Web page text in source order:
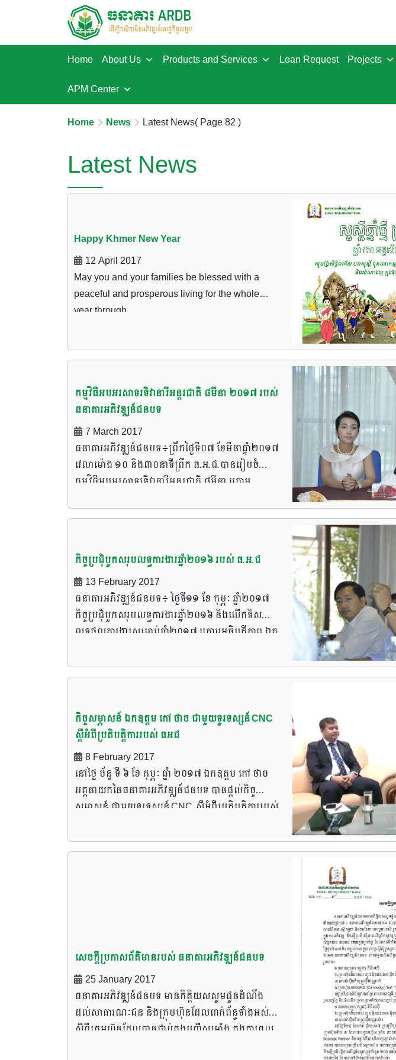
Home About Us Products and Services Loan Request Projects
APM Center
Home News Latest News( Page 82 )
Latest News
Happy Khmer New Year
12 April 2017
May you and your families be blessed with a
peaceful and prosperous living for the whole
year through
កម្មវិធីអបអរសាទរទិវានារីអន្តរជាតិ ៨មីនា ២០១៧ របស់
ធនាគារអភិវឌ្ឍន៍ជនបទ
7 March 2017
ធនាគារអភិវឌ្ឍន៍ជនបទ៖ព្រឹកថ្ងៃទី០៧ ខែមីនាឆ្នាំ២០១៧
វេលាម៉ោង ១០ និង៣០នាទីព្រឹក ធ.អ.ជ.បានរៀបចំ
កម្មវិធីអបអរសាទរទិវានារីអន្តរជាតិ ៨មីនា ក្រោម
និងនិយោជិតទាំងអស់នៃធនាគារអភិវឌ្ឍន៍ជនបទ។
កិច្ច​ប្រជុំ​បូកសរុប​លទ្ធការងារ​ឆ្នាំ២០១៦ របស់ ធ.អ.ជ
13 February 2017
ធនាគារ​អភិវឌ្ឍន៍​ជនបទ៖ ថ្ងៃ​ទី១១ ខែ កុម្ភៈ ឆ្នាំ២០១៧ ​
កិច្ច​ប្រជុំ​បូកសរុប​លទ្ធការងារ​ឆ្នាំ២០១៦ និង​លើក​ទិសដៅ​
លទ្ធផលការងារ​សម្រាប់​ឆ្នាំ២០១៧ ក្រោម​អធិបតី​ភាព​ ឯក
ថាច អគ្គនាយក និងឯកឧត្តម​ជា​សមាជិក​ក្រុមប្រក្សា​
កិច្ចសម្ភាសន៍ ឯកឧត្តម កៅ ថាច ជាមួយទូរទស្សន៍ CNC
ស្តីអំពីប្រតិបត្តិការរបស់ ធអជ
8 February 2017
នៅថ្ងៃ ច័ន្ទ ទី ៦ ខែ កុម្ភៈ ឆ្នាំ ២០១៧ ឯកឧត្តម កៅ ថាច
អគ្គនាយកនៃធនាគារអភិវឌ្ឍន៍ជនបទ បានផ្តល់កិច្ច
សម្ភាសន៍ ជាមួយទូរទស្សន៍ CNC ស្តីអំពីប្រតិបត្តិការរបស់
ស្រូវចំនួន២០០ ០០០ តោន និងឡសំងួតស្រូវមាន
សេចក្តីប្រកាសព័ត៌មានរបស់ ធនាគារអភិវឌ្ឍន៍ជនបទ
25 January 2017
ធនាគារអភិវឌ្ឍន៍ជនបទ មានកិតិ្តយសសូមជូនដំណឹង
ដល់សាធារណៈជន និងក្រុមហ៊ុនដែលពាក់ព័ន្ធទាំងអស់
ស្តីពីក្រុមហ៊ុនដែលបានជាប់ក្នុងបញ្ជីសម្រាំង ក្នុងការចូល